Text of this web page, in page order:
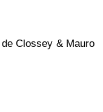
Clossey & Mauro